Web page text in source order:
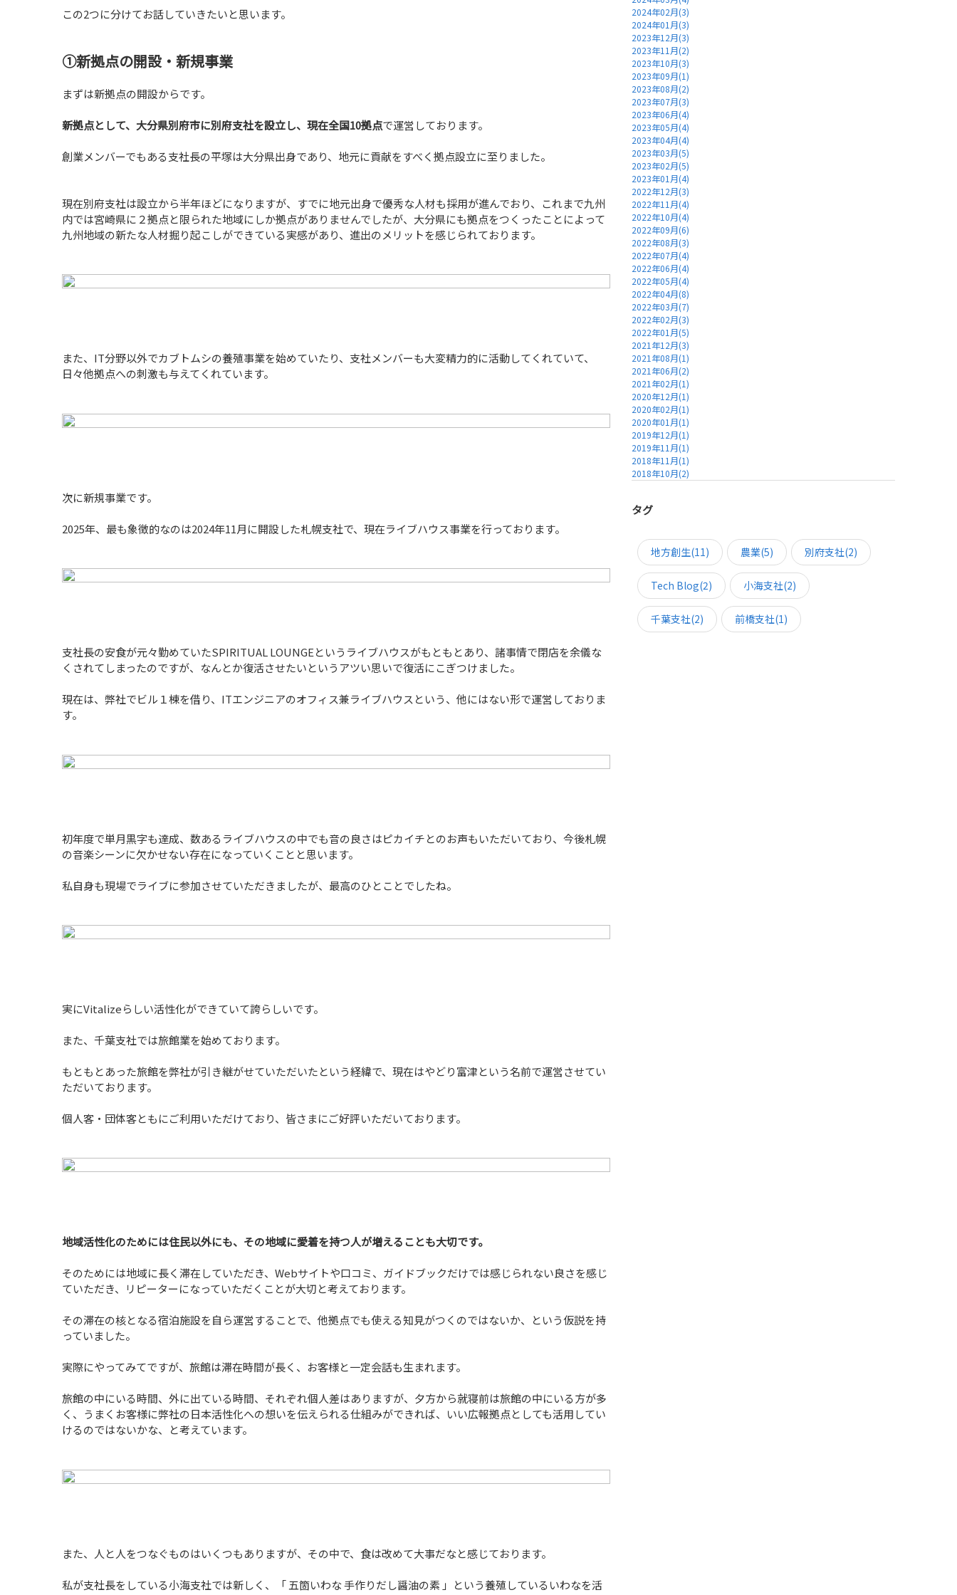
この2つに分けてお話していきたいと思います。
①新拠点の開設・新規事業
まずは新拠点の開設からです。
新拠点として、大分県別府市に別府支社を設立し、現在全国10拠点で運営しております。
創業メンバーでもある支社長の平塚は大分県出身であり、地元に貢献をすべく拠点設立に至りました。
現在別府支社は設立から半年ほどになりますが、すでに地元出身で優秀な人材も採用が進んでおり、これまで九州
内では宮崎県に２拠点と限られた地域にしか拠点がありませんでしたが、大分県にも拠点をつくったことによって
九州地域の新たな人材掘り起こしができている実感があり、進出のメリットを感じられております。
また、IT分野以外でカブトムシの養殖事業を始めていたり、支社メンバーも大変精力的に活動してくれていて、
日々他拠点への刺激も与えてくれています。
次に新規事業です。
2025年、最も象徴的なのは2024年11月に開設した札幌支社で、現在ライブハウス事業を行っております。
支社長の安食が元々勤めていたSPIRITUAL LOUNGEというライブハウスがもともとあり、諸事情で閉店を余儀な
くされてしまったのですが、なんとか復活させたいというアツい思いで復活にこぎつけました。
現在は、弊社でビル１棟を借り、ITエンジニアのオフィス兼ライブハウスという、他にはない形で運営しておりま
す。
初年度で単月黒字も達成、数あるライブハウスの中でも音の良さはピカイチとのお声もいただいており、今後札幌
の音楽シーンに欠かせない存在になっていくことと思います。
私自身も現場でライブに参加させていただきましたが、最高のひとことでしたね。
実にVitalizeらしい活性化ができていて誇らしいです。
また、千葉支社では旅館業を始めております。
もともとあった旅館を弊社が引き継がせていただいたという経緯で、現在はやどり富津という名前で運営させてい
ただいております。
個人客・団体客ともにご利用いただけており、皆さまにご好評いただいております。
地域活性化のためには住民以外にも、その地域に愛着を持つ人が増えることも大切です。
そのためには地域に長く滞在していただき、Webサイトや口コミ、ガイドブックだけでは感じられない良さを感じ
ていただき、リピーターになっていただくことが大切と考えております。
その滞在の核となる宿泊施設を自ら運営することで、他拠点でも使える知見がつくのではないか、という仮説を持
っていました。
実際にやってみてですが、旅館は滞在時間が長く、お客様と一定会話も生まれます。
旅館の中にいる時間、外に出ている時間、それぞれ個人差はありますが、夕方から就寝前は旅館の中にいる方が多
く、うまくお客様に弊社の日本活性化への想いを伝えられる仕組みができれば、いい広報拠点としても活用してい
けるのではないかな、と考えています。
また、人と人をつなぐものはいくつもありますが、その中で、食は改めて大事だなと感じております。
私が支社長をしている小海支社では新しく、「 五箇いわな 手作りだし醤油の素 」という養殖しているいわなを活
2024年02月(3)
2024年01月(3)
2023年12月(3)
2023年11月(2)
2023年10月(3)
2023年09月(1)
2023年08月(2)
2023年07月(3)
2023年06月(4)
2023年05月(4)
2023年04月(4)
2023年03月(5)
2023年02月(5)
2023年01月(4)
2022年12月(3)
2022年11月(4)
2022年10月(4)
2022年09月(6)
2022年08月(3)
2022年07月(4)
2022年06月(4)
2022年05月(4)
2022年04月(8)
2022年03月(7)
2022年02月(3)
2022年01月(5)
2021年12月(3)
2021年08月(1)
2021年06月(2)
2021年02月(1)
2020年12月(1)
2020年02月(1)
2020年01月(1)
2019年12月(1)
2019年11月(1)
2018年11月(1)
2018年10月(2)
タグ
地方創生(11) 農業(5) 別府支社(2)
Tech Blog(2) 小海支社(2)
千葉支社(2) 前橋支社(1)